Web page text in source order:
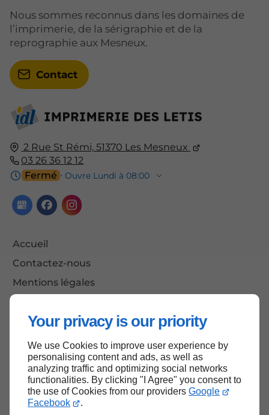
Your privacy is our priority
We use Cookies to improve user experience by
personalising content and ads, as well as
analyzing traffic and optimizing social networks
functionalities. By clicking "I Agree" you consent to
the use of Cookies from our providers Google
Facebook
.
2 Rue St Rémi, 51370 Les Mesneux
03 26 36 12 12
Fermé ⋅ Ouvre Lundi à 08:00
Accueil
Contactez-nous
Mentions légales
Nous sommes reconnus dans les domaines de
l’imprimerie, de la sérigraphie et de la
reprographie aux Mesneux.
Contact
Haut de page